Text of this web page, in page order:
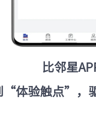
比邻星
体验触点”，